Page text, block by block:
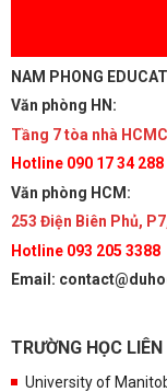
NAM PHONG
Văn phòng HN:
Tầng 7 tòa nhà
Hotline 090 17 34 288
Văn phòng HCM:
253 Điện Biên Phủ,
Hotline 093 205 3388
Email:
TRƯỜNG HỌC
University of